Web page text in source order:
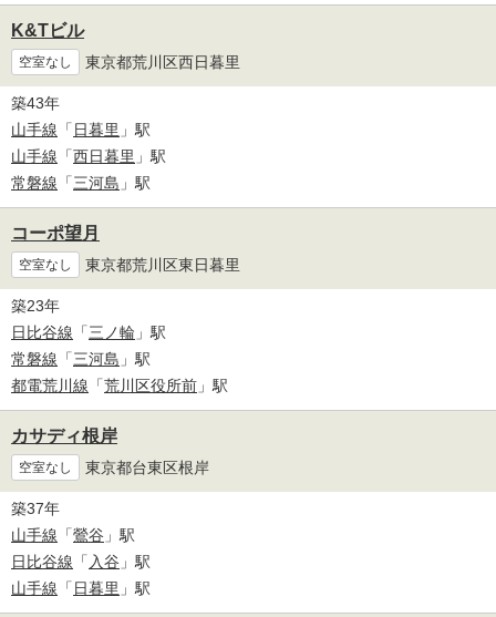
K&Tビル
空室なし 東京都荒川区西日暮里
築43年
山手線 「 日暮里 」駅
山手線 「西日暮里 」駅
常磐線 「三河島 」駅
コーポ望月
空室なし 東京都荒川区東日暮里
築23年
日比谷線 「三ノ輪 」駅
常磐線 「三河島 」駅
都電荒川線 「荒川区役所前 」駅
カサディ根岸
空室なし 東京都台東区根岸
築37年
山手線 「鶯谷 」駅
日比谷線 「 入谷 」駅
山手線 「 日暮里 」駅